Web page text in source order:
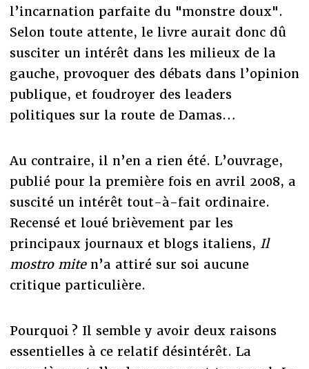
l’incarnation parfaite du "monstre doux".
Selon toute attente, le livre aurait donc dû
susciter un intérêt dans les milieux de la
gauche, provoquer des débats dans l’opinion
publique, et foudroyer des leaders
politiques sur la route de Damas…
Au contraire, il n’en a rien été. L’ouvrage,
publié pour la première fois en avril 2008, a
suscité un intérêt tout-à-fait ordinaire.
Recensé et loué brièvement par les
principaux journaux et blogs italiens, Il
mostro miten’a attiré sur soi aucune
critique particulière.
Pourquoi ? Il semble y avoir deux raisons
essentielles à ce relatif désintérêt. La